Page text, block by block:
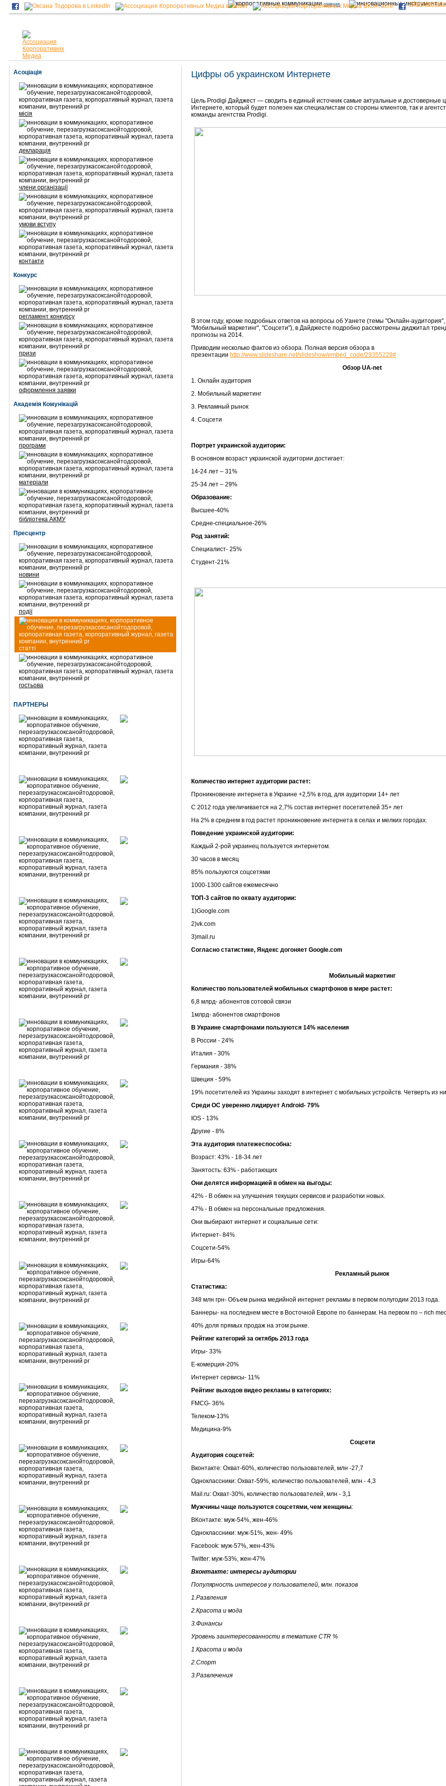
главная
Асоціація
місія
декларація
члени організації
умови вступу
контакти
Конкурс
регламент конкурсу
призи
оформлення заявки
Академія Комунікацій
програми
матеріали
бібліотека АКМУ
Пресцентр
новини
події
статті
гостьова
ПАРТНЕРЫ
Цифры об украинском Интернете
Цель Prodigi Дайджест — сводить в единый источник самые актуальные и достоверные
Интернете, который будет полезен как специалистам со стороны клиентов, так и
команды агентства Prodigi.
В этом году, кроме подробных ответов на вопросы об Уанете (темы "Онлайн-
"Мобильный маркетинг", "Соцсети"), в Дайджесте подробно рассмотрены диджитал
прогнозы на 2014.
Приводим несколько фактов из обзора. Полная версия обзора в
презентации http://www.slideshare.net/slideshow/embed_code/29355229#
Обзор UA-net
1. Онлайн аудитория
2. Мобильный маркетинг
3. Рекламный рынок
4. Соцсети
Портрет украинской аудитории:
В основном возраст украинской аудитории достигает:
14-24 лет – 31%
25-34 лет – 29%
Образование:
Высшее-40%
Средне-специальное-26%
Род занятий:
Специалист- 25%
Студент-21%
Количество интернет аудитории растет:
Проникновение интернета в Украине +2,5% в год, для аудитории 14+ лет
С 2012 года увеличивается на 2,7% состав интернет посетителей 35+ лет
На 2% в среднем в год растет проникновение интернета в селах и мелких городах.
Поведение украинской аудитории:
Каждый 2-рой украинец пользуется интернетом.
30 часов в месяц
85% пользуются соцсетями
1000-1300 сайтов ежемесячно
ТОП-3 сайтов по охвату аудитории:
1)Google.com
2)vk.com
3)mail.ru
Согласно статистике, Яндекс догоняет Google.com
Мобильный маркетинг
Количество пользователей мобильных смартфонов в мире растет:
6,8 млрд- абонентов сотовой связи
1млрд- абонентов смартфонов
В Украине смартфонами пользуются 14% населения
В России - 24%
Италия - 30%
Германия - 38%
Швеция - 59%
19% посетителей из Украины заходят в интернет с мобильных устройств. Четверть из
Среди ОС уверенно лидирует Android- 79%
IOS - 13%
Другие - 8%
Эта аудитория платежеспособна:
Возраст: 43% - 18-34 лет
Занятость: 63% - работающих
Они делятся информацией в обмен на выгоды:
42% - В обмен на улучшения текущих сервисов и разработки новых.
47% - В обмен на персональные предложения.
Они выбирают интернет и социальные сети:
Интернет- 84%
Соцсети-54%
Игры-64%
Рекламный рынок
Статистика:
348 млн грн- Объем рынка медийной интернет рекламы в первом полугодии 2013 года.
Баннеры- на последнем месте в Восточной Европе по баннерам. На первом по – rich
40% доля прямых продаж на этом рынке.
Рейтинг категорий за октябрь 2013 года
Игры- 33%
Е-комерция-20%
Интернет сервисы- 11%
Рейтинг выходов видео рекламы в категориях:
FMCG- 36%
Телеком-13%
Медицина-9%
Соцсети
Аудитория соцсетей:
Вконтакте: Охват-60%, количество пользователей, млн -27,7
Одноклассники: Охват-59%, количество пользователей, млн - 4,3
Mail.ru: Охват-30%, количество пользователей, млн - 3,1
Мужчины чаще пользуются соцсетями, чем женщины:
ВКонтакте: муж-54%, жен-46%
Одноклассники: муж-51%, жен- 49%
Facebook: муж-57%, жен-43%
Twitter: муж-53%, жен-47%
Вконтакте: интересы аудитории
Популярность интересов у пользователей, млн. показов
1.Развления
2.Красота и мода
3.Финансы
Уровень заинтересованности в тематике CTR %
1.Красота и мода
2.Спорт
3.Развлечения